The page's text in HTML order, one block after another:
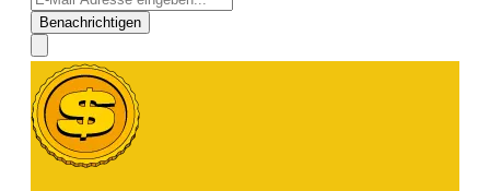
Benachrichtigen